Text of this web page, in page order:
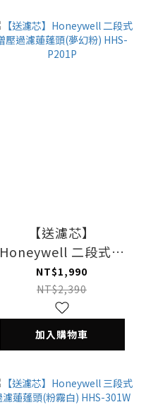
【送濾芯】
Honeywell 二段式增
壓過濾蓮蓬頭(夢幻粉)
HHS-P201P
NT$1,990
NT$2,390
加入購物車